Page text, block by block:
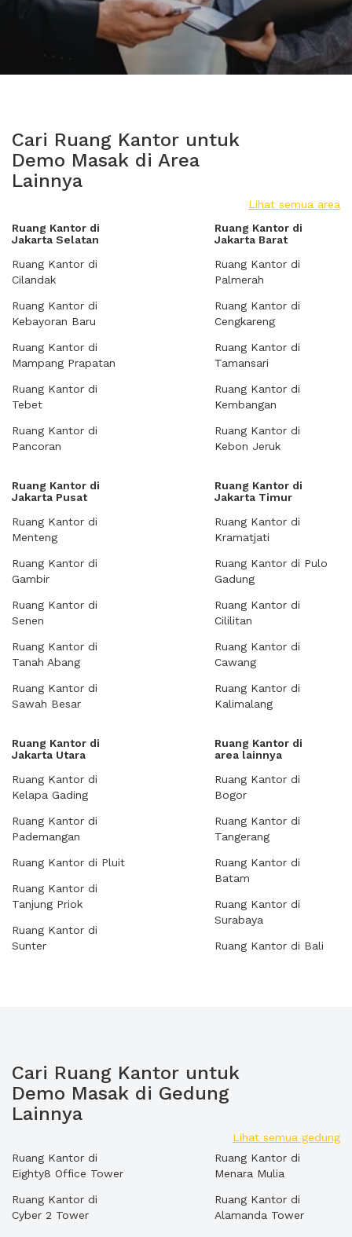
Cari Ruang Kantor untuk
Demo Masak di Area
Lainnya
Lihat semua area
Ruang Kantor di
Jakarta Selatan
Ruang Kantor di
Cilandak
Ruang Kantor di
Kebayoran Baru
Ruang Kantor di
Mampang Prapatan
Ruang Kantor di
Tebet
Ruang Kantor di
Pancoran
Ruang Kantor di
Jakarta Barat
Ruang Kantor di
Palmerah
Ruang Kantor di
Cengkareng
Ruang Kantor di
Tamansari
Ruang Kantor di
Kembangan
Ruang Kantor di
Kebon Jeruk
Ruang Kantor di
Jakarta Pusat
Ruang Kantor di
Menteng
Ruang Kantor di
Gambir
Ruang Kantor di
Senen
Ruang Kantor di
Tanah Abang
Ruang Kantor di
Sawah Besar
Ruang Kantor di
Jakarta Timur
Ruang Kantor di
Kramatjati
Ruang Kantor di Pulo
Gadung
Ruang Kantor di
Cililitan
Ruang Kantor di
Cawang
Ruang Kantor di
Kalimalang
Ruang Kantor di
Jakarta Utara
Ruang Kantor di
Kelapa Gading
Ruang Kantor di
Pademangan
Ruang Kantor di Pluit
Ruang Kantor di
Tanjung Priok
Ruang Kantor di
Sunter
Ruang Kantor di
area lainnya
Ruang Kantor di
Bogor
Ruang Kantor di
Tangerang
Ruang Kantor di
Batam
Ruang Kantor di
Surabaya
Ruang Kantor di Bali
Cari Ruang Kantor untuk
Demo Masak di Gedung
Lainnya
Lihat semua gedung
Ruang Kantor di
Eighty8 Office Tower
Ruang Kantor di
Cyber 2 Tower
Ruang Kantor di
Menara Mulia
Ruang Kantor di
Alamanda Tower